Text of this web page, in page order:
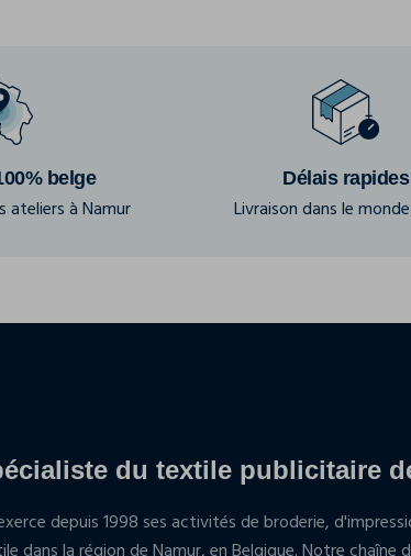
belge
ateliers à Namur
Délais rapides
Livraison dans le
du textile publicitaire
depuis 1998 ses activités de broderie,